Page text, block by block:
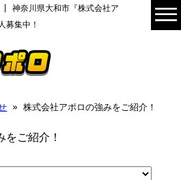
神奈川県大和市『株式会社ア
募集中！
» 株式会社アポロの強みをご紹介！
をご紹介！